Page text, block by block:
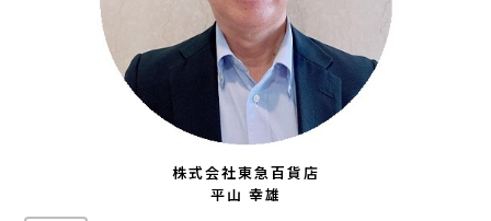
株式会社東急百貨店
平山 幸雄